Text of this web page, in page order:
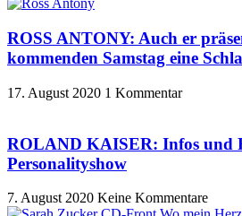
ROSS ANTONY: Auch er
kommenden Samstag eine
17. August 2020 1 Kommentar
ROLAND KAISER: Infos und
Personalityshow
7. August 2020 Keine Kommentare